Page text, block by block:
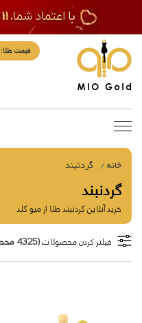
قیمت طلا: 18,865,000 تومان
Toggle
خانه گردنبند
گردنبند
خرید آنلاین گردنبند طلا از میو گلد
فیلتر کردن محصولات(4325 محصول)